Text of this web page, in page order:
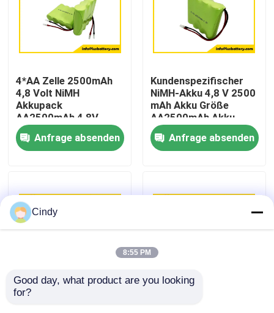
Fabrik-Ausflug
Qualitätskontrolle
Treten Sie mit uns in Verbindung
Fälle
4*AA Zelle 2500mAh
4,8 Volt NiMH
Akkupack
AA2500mAh 4,8V
Akku
Anfrage absenden
Kundenspezifischer
NiMH-Akku 4,8 V 2500
mAh Akku Größe
AA2500mAh Akku
OEM
Anfrage absenden
Größe AA Batterie
Cindy
8:55 PM
Good day, what product are you looking
for?